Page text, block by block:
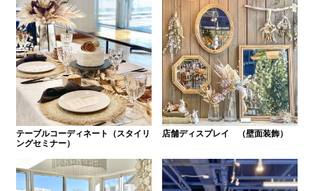
テーブルコーディネート（スタイリ
ングセミナー）
店舗ディスプレイ （壁面装飾）